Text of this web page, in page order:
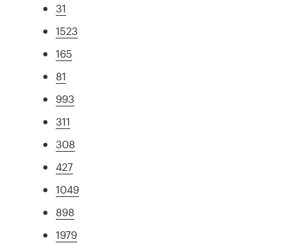
31
1523
165
81
993
311
308
427
1049
898
1979